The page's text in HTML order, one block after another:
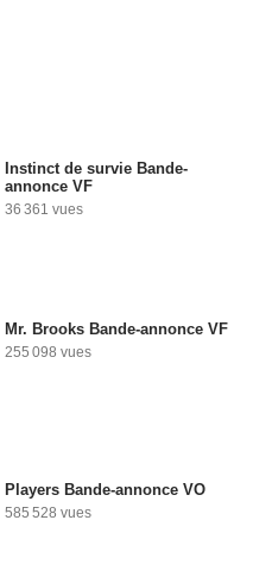
Instinct de survie Bande-
annonce VF
36 361 vues
Mr. Brooks Bande-annonce VF
255 098 vues
Players Bande-annonce VO
585 528 vues